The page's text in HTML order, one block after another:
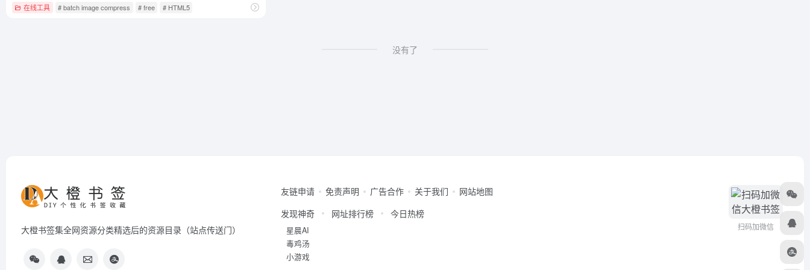
在线工具 # batch image compress # free # HTML5
没有了
大橙书签集全网资源分类精选后的资源目录（站点传送门）
友链申请 免责声明 广告合作 关于我们
网站地图
发现神奇
星晨AI
毒鸡汤
小游戏
网址排行榜 今日热榜
扫码加微信